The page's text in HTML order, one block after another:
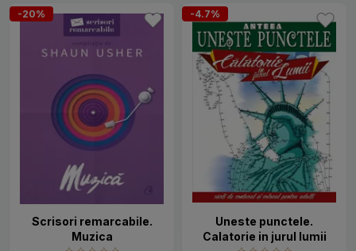
-20%
Scrisori remarcabile.
Muzica
-4.7%
Uneste punctele.
Calatorie in jurul lumii